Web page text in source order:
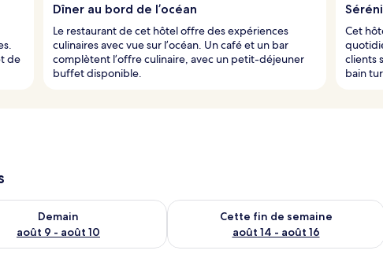
de
Dîner au bord de l’océan
Le restaurant de cet hôtel offre des expériences
culinaires avec vue sur l’océan. Un café et un bar
complètent l’offre culinaire, avec un petit-déjeuner
buffet disponible.
Cet
clients
bain
9
Demain
août 9 - août 10
disponibilité pour demain août 9 - août 10
Cette fin de semaine
août 14 - août 16
Vérifier la disponibilité pour cette fin